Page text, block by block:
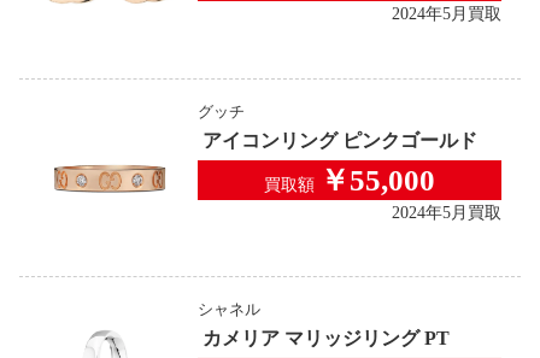
2024年5月買取
グッチ
アイコンリング ピンクゴールド
買取額 ￥55,000
2024年5月買取
シャネル
カメリア マリッジリング PT